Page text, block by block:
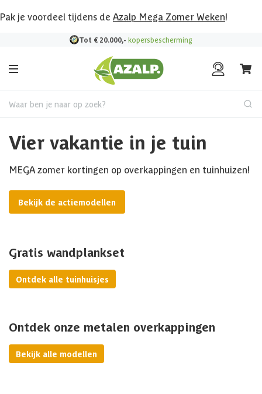
Pak je voordeel tijdens de Azalp Mega Zomer Weken!
Bekijk hier al onze deals!
Waar ben je naar op zoek?
Vier vakantie in je tuin
MEGA zomer kortingen op overkappingen en tuinhuizen!
Bekijk de actiemodellen
Gratis wandplankset
Ontdek alle tuinhuisjes
Ontdek onze metalen overkappingen
Bekijk alle modellen